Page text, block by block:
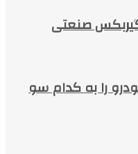
صنعتی
را به کدام سو